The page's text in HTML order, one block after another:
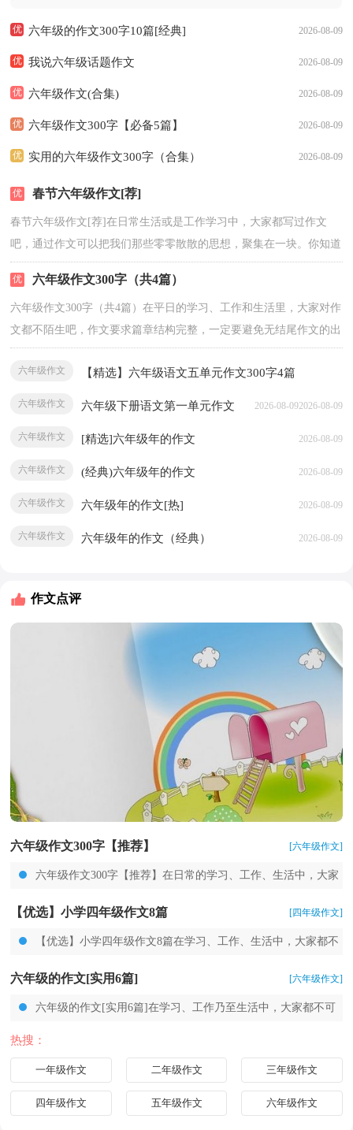
优 六年级的作文300字10篇[经典] 2026-08-09
优 我说六年级话题作文 2026-08-09
优 六年级作文(合集) 2026-08-09
优 六年级作文300字【必备5篇】 2026-08-09
优 实用的六年级作文300字（合集） 2026-08-09
优
春节六年级作文[荐]
春节六年级作文[荐]在日常生活或是工作学习中，大家都写过作文
吧，通过作文可以把我们那些零零散散的思想，聚集在一块。你知道
作文怎样才能写的好...
[查看全文]
优
六年级作文300字（共4篇）
六年级作文300字（共4篇）在平日的学习、工作和生活里，大家对作
文都不陌生吧，作文要求篇章结构完整，一定要避免无结尾作文的出
现。那么，怎么去写作文...
[查看全文]
六年级作文
【精选】六年级语文五单元作文300字4篇
2026-08-09
六年级作文 六年级下册语文第一单元作文 2026-08-09
六年级作文 [精选]六年级年的作文 2026-08-09
六年级作文 (经典)六年级年的作文 2026-08-09
六年级作文 六年级年的作文[热] 2026-08-09
六年级作文 六年级年的作文（经典） 2026-08-09
作文点评
[六年级作文]
六年级作文300字【推荐】
六年级作文300字【推荐】在日常的学习、工作、生活中，大家
[四年级作文]
【优选】小学四年级作文8篇
【优选】小学四年级作文8篇在学习、工作、生活中，大家都不
[六年级作文]
六年级的作文[实用6篇]
六年级的作文[实用6篇]在学习、工作乃至生活中，大家都不可
避免地要接触到作文吧，借助作文可以宣泄心中的情感，调节自己的
心情。你知道作文怎样...
热搜：
一年级作文 二年级作文 三年级作文
四年级作文 五年级作文 六年级作文